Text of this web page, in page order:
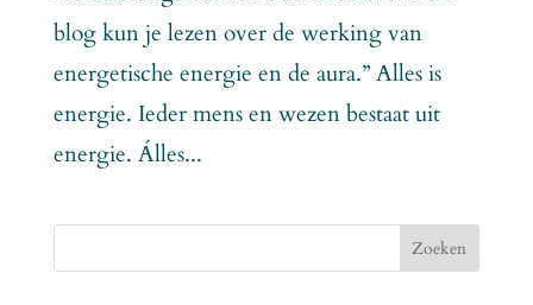
blog kun je lezen over de werking van
energetische energie en de aura.” Alles is
energie. Ieder mens en wezen bestaat uit
energie. Álles...
Zoeken